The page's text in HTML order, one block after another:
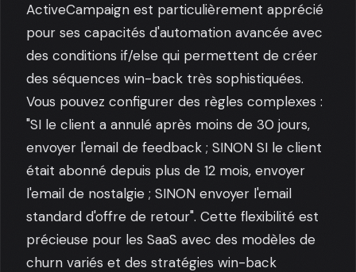
ActiveCampaign est particulièrement apprécié
pour ses capacités d'automation avancée avec
des conditions if/else qui permettent de créer
des séquences win-back très sophistiquées.
Vous pouvez configurer des règles complexes :
"SI le client a annulé après moins de 30 jours,
envoyer l'email de feedback ; SINON SI le client
était abonné depuis plus de 12 mois, envoyer
l'email de nostalgie ; SINON envoyer l'email
standard d'offre de retour". Cette flexibilité est
précieuse pour les SaaS avec des modèles de
churn variés et des stratégies win-back